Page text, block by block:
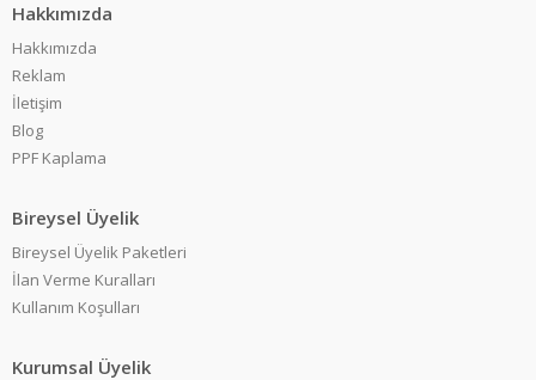
Hakkımızda
Hakkımızda
Reklam
İletişim
Blog
PPF Kaplama
Bireysel Üyelik
Bireysel Üyelik Paketleri
İlan Verme Kuralları
Kullanım Koşulları
Kurumsal Üyelik